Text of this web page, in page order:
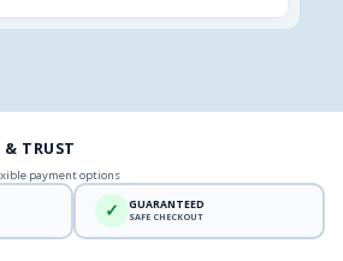
& TRUST
payment options
✓ GUARANTEED
SAFE CHECKOUT